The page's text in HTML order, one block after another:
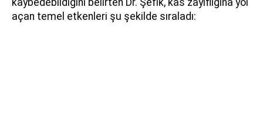
açan temel etkenleri şu şekilde sıraladı: